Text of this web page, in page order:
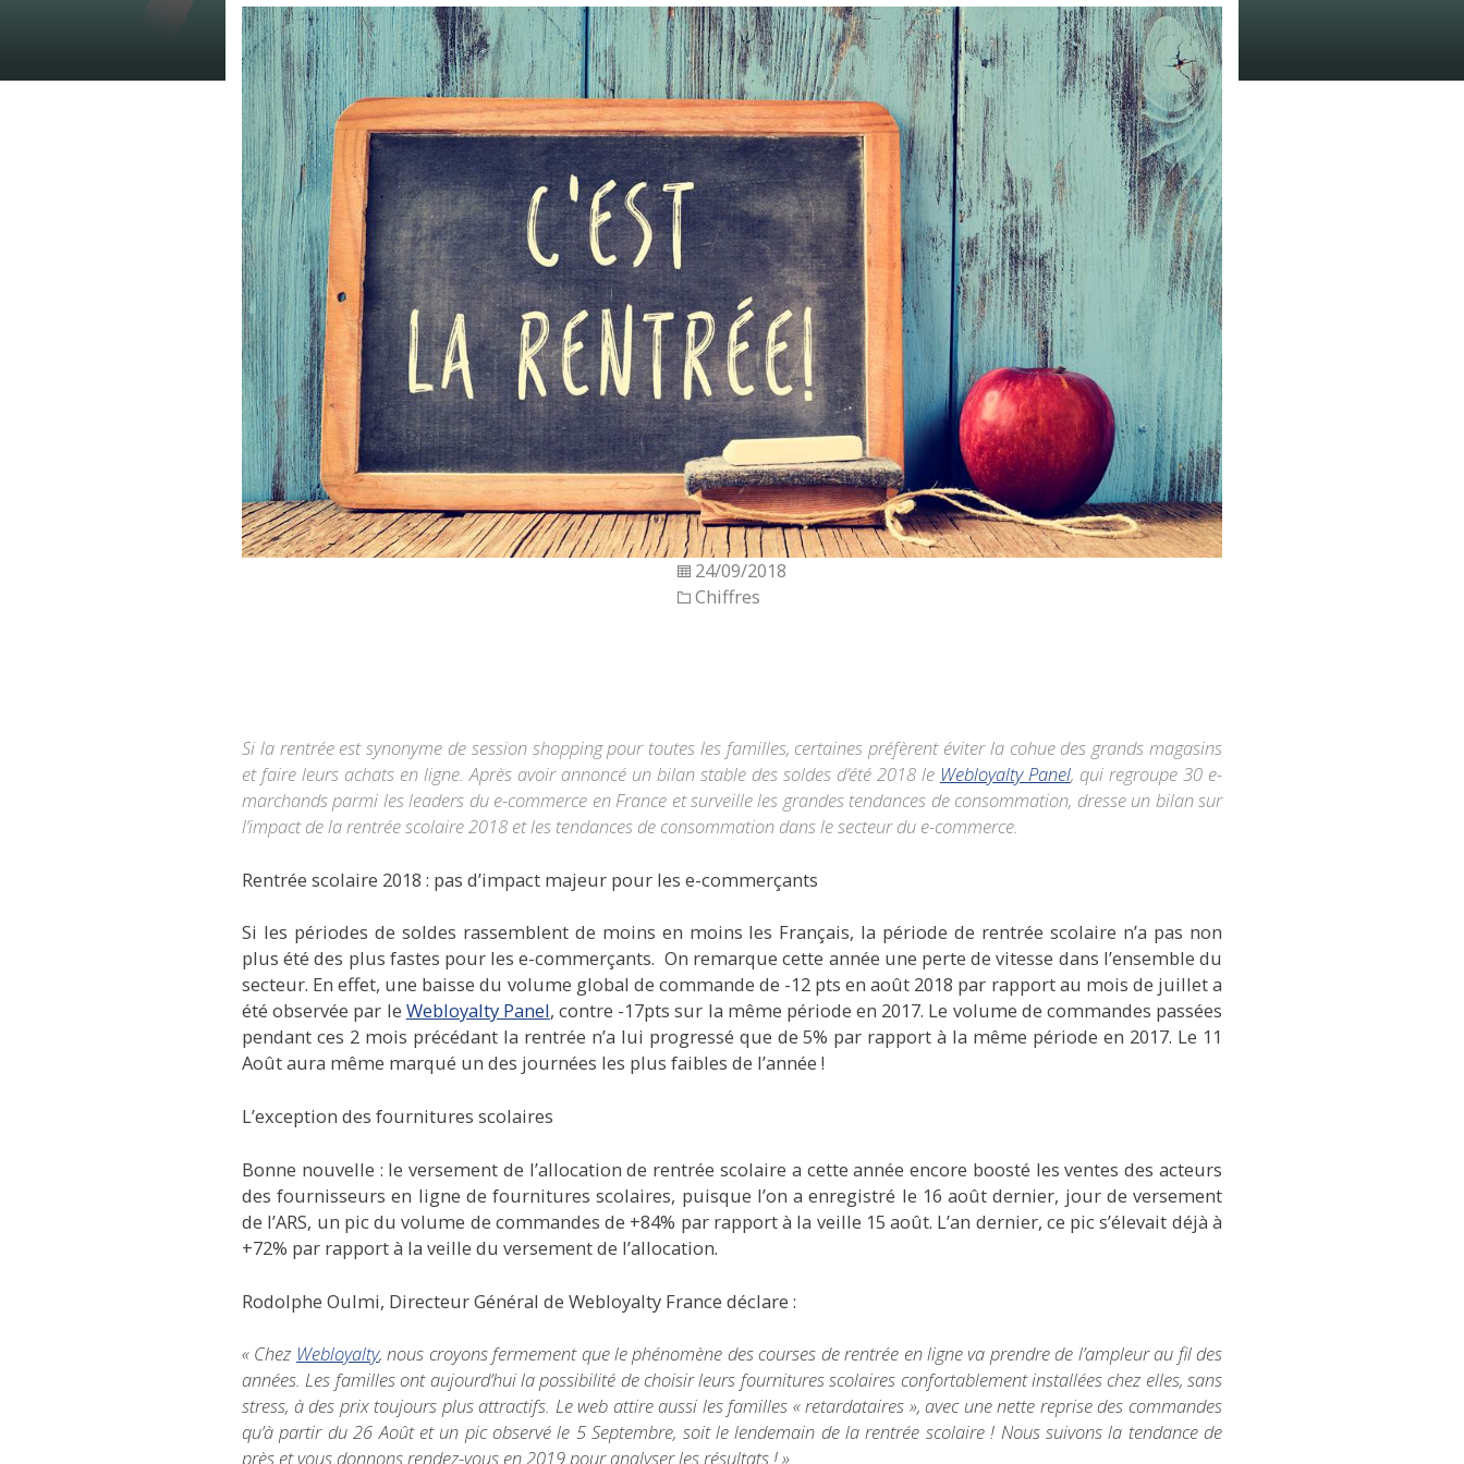
24/09/2018
Chiffres
Si la rentréeest synonyme de session shopping pour toutes les familles, certaines préfèrent éviter la cohue des grands magasins
et faire leurs achats en ligne. Après avoir annoncé un bilan stable des soldes d’été 2018 le Webloyalty Panel, qui regroupe 30 e-
marchands parmi les leaders du e-commerce en France et surveille les grandes tendances de consommation, dresse un bilan sur
l’impact de larentrée scolaire 2018 et les tendances de consommation dans le secteur du e-commerce.
Rentrée scolaire 2018 : pas d’impact majeur pour les e-commerçants
Si les périodes de soldes rassemblent de moins en moins les Français, la période de rentrée scolaire n’a pas non
plus été des plus fastes pour les e-commerçants. On remarque cette année une perte de vitesse dans l’ensemble du
secteur. En effet, une baisse du volume global de commande de -12 pts en août 2018 par rapport au mois de juillet a
été observée par le Webloyalty Panel, contre -17pts sur la même période en 2017. Le volume de commandes passées
pendant ces 2 mois précédant la rentrée n’a lui progressé que de 5% par rapport à la même période en 2017. Le 11
Août aura même marqué un des journées les plus faibles de l’année !
L’exception des fournitures scolaires
Bonne nouvelle : le versement de l’allocation de rentrée scolaire a cette année encore boosté les ventes des acteurs
des fournisseurs en ligne de fournitures scolaires, puisque l’on a enregistré le 16 août dernier, jour de versement
de l’ARS, un pic du volume de commandes de +84% par rapport à la veille 15 août. L’an dernier, ce pic s’élevait déjà à
+72% par rapport à la veille du versement de l’allocation.
Rodolphe Oulmi, Directeur Général de Webloyalty France déclare :
« Chez Webloyalty, nous croyons fermement que le phénomène des courses derentrée en ligne va prendre de l’ampleur au fil des
années. Les familles ont aujourd’hui la possibilité de choisir leurs fournitures scolaires confortablement installées chez elles, sans
stress, à des prix toujours plus attractifs. Le web attire aussi les familles « retardataires », avec une nette reprise des commandes
qu’à partir du 26 Août et un pic observé le 5 Septembre, soit le lendemain de larentrée scolaire! Nous suivons la tendance de
près et vous donnons rendez-vous en 2019 pour analyser les résultats ! »